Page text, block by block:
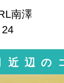
南澤
24
辺の